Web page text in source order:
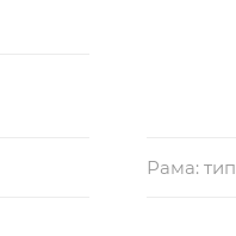
Рама: тип